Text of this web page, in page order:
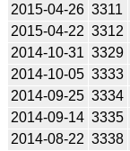
2015-04-26 3311
2015-04-22 3312
2014-10-31 3329
2014-10-05 3333
2014-09-25 3334
2014-09-14 3335
2014-08-22 3338